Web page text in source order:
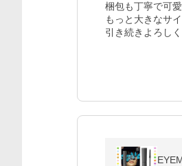
梱包も丁寧で可
もっと大きなサ
引き続きよろし